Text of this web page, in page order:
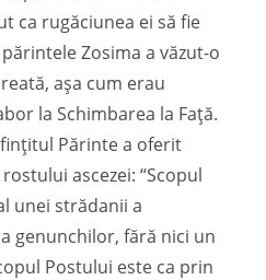
ca rugăciunea ei să fie
Zosima a văzut-o
așa cum erau
la Schimbarea la Față.
Părinte a oferit
ascezei: “Scopul
unei strădanii a
genunchilor, fără nici un
Postului este ca prin